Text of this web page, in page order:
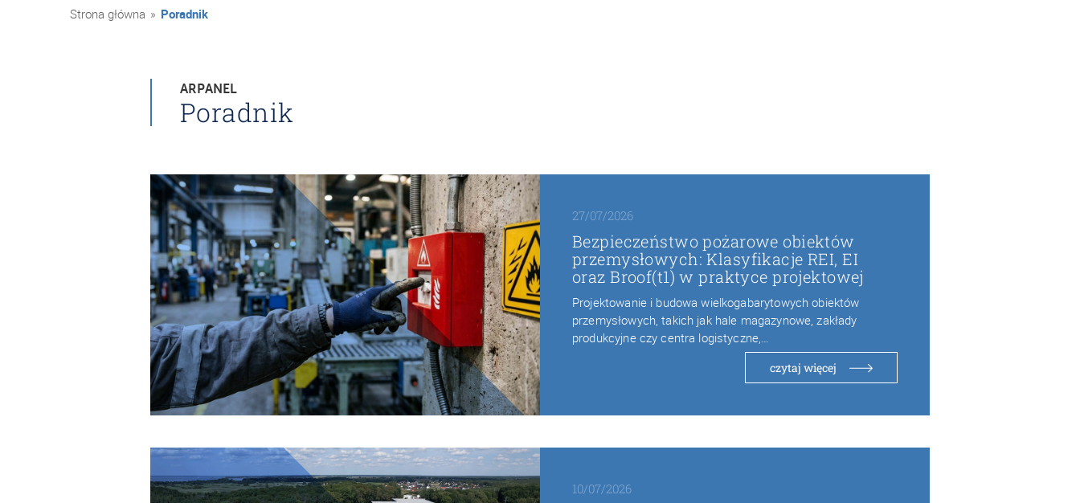
Strona główna » Poradnik
ARPANEL
Poradnik
27/07/2026
Bezpieczeństwo pożarowe obiektów
przemysłowych: Klasyfikacje REI, EI
oraz Broof(t1) w praktyce projektowej
Projektowanie i budowa wielkogabarytowych obiektów
przemysłowych, takich jak hale magazynowe, zakłady
produkcyjne czy centra logistyczne,…
czytaj więcej
10/07/2026